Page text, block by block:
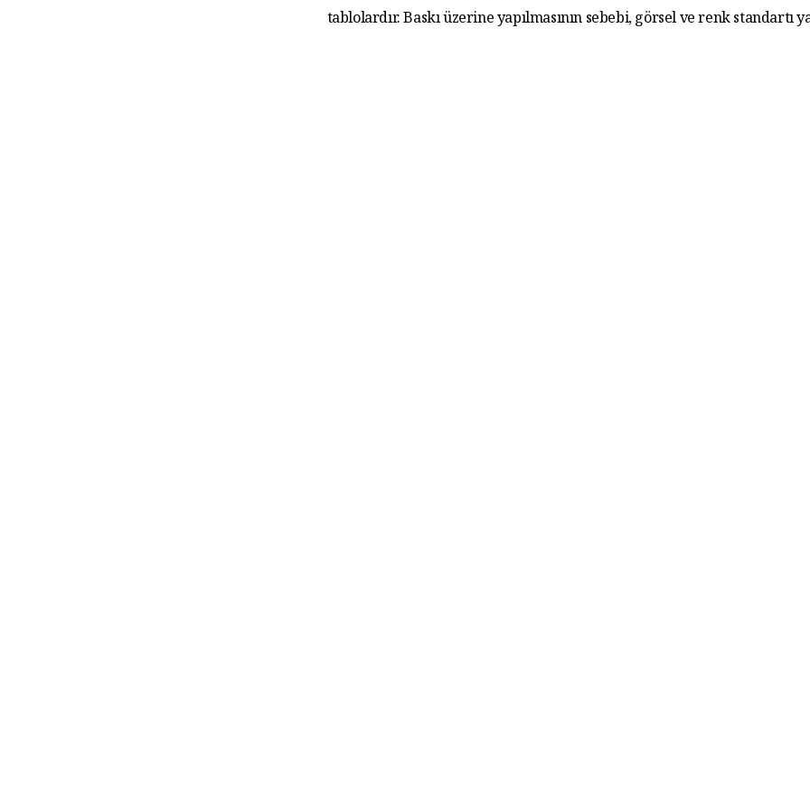
tablolardır. Baskı üzerine yapılmasının sebebi, görsel ve renk standartı